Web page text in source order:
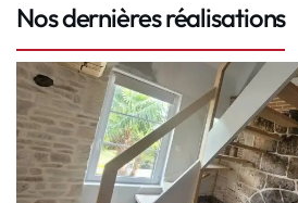
Nos dernières réalisations